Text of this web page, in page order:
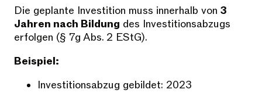
Die geplante Investition muss innerhalb von 3
Jahren nach Bildung des Investitionsabzugs
erfolgen (§ 7g Abs. 2 EStG).
Beispiel:
Investitionsabzug gebildet: 2023